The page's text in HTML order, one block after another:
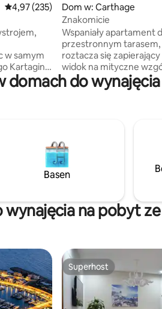
Średnia ocena: 4,97 na 5, liczba
4,97 (235)
w samym
Kartagina.
się z
200
Sidi Bou
Dom w: Carthage
Znakomicie
Wspaniały apartament
przestronnym
roztacza się
widok na mityczne
Położone kilka kroków
to idealne miejsce na wakacje.
apteka i suk. Daj się
charakterowi tego
autentyczne
sercu Sidi Bou Said.
domach do
Basen
wynajęcia na pobyt
Superhost
Superhost